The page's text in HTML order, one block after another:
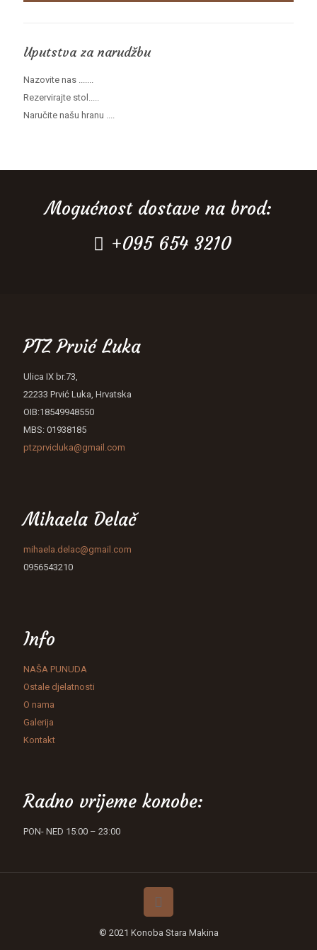
Uputstva za narudžbu
Nazovite nas .......
Rezervirajte stol.....
Naručite našu hranu ....
Mogućnost dostave na brod:
+095 654 3210
PTZ Prvić Luka
Ulica IX br.73,
22233 Prvić Luka, Hrvatska
OIB:18549948550
MBS: 01938185
ptzprvicluka@gmail.com
Mihaela Delač
mihaela.delac@gmail.com
0956543210
Info
NAŠA PUNUDA
Ostale djelatnosti
O nama
Galerija
Kontakt
Radno vrijeme konobe:
PON- NED 15:00 – 23:00
© 2021 Konoba Stara Makina